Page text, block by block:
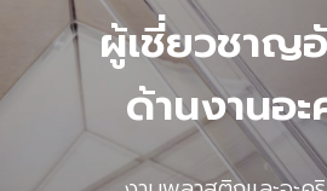
ผู้เชี่ยวชาญ
ด้านงานอ